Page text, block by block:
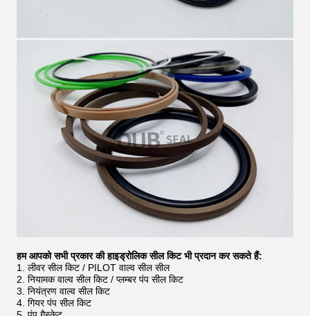
हम आपको सभी प्रकार की हाइड्रोलिक सील किट भी प्रदान कर सकते हैं:
1. लीवर सील किट / PILOT वाल्व सील सील
2. नियामक वाल्व सील किट / प्लम्बर पंप सील किट
3. नियंत्रण वाल्व सील किट
4. गियर पंप सील किट